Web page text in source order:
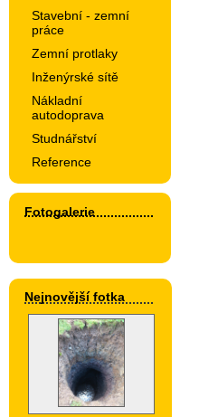
Stavební - zemní
práce
Zemní protlaky
Inženýrské sítě
Nákladní
autodoprava
Studnářství
Reference
Fotogalerie
Nejnovější fotka